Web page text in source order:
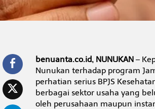
h
a
a
N
u
n
u
k
a
benuanta.co.id, NUNUKAN–
Nunukan terhadap program
perhatian serius BPJS
berbagai sektor usaha yang
oleh perusahaan maupun